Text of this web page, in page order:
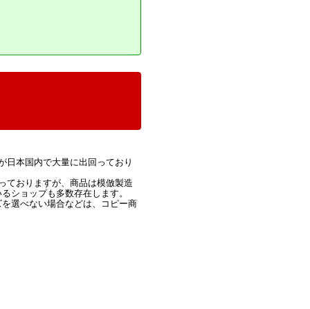
日本国内で大量に出回っており
ておりますが、商品は模倣製造
ショップも多数存在します。
選べない場合などは、コピー商